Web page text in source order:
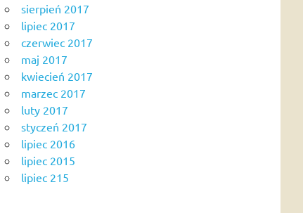
sierpień 2017
lipiec 2017
czerwiec 2017
maj 2017
kwiecień 2017
marzec 2017
luty 2017
styczeń 2017
lipiec 2016
lipiec 2015
lipiec 215